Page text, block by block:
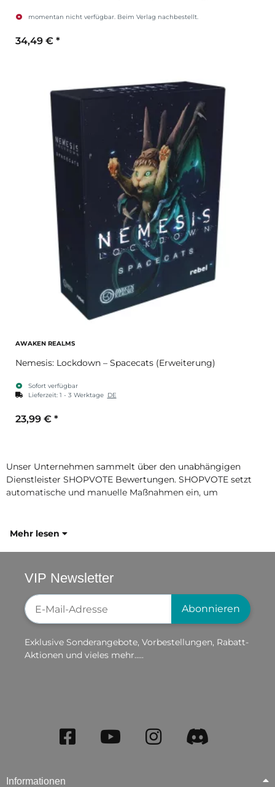
momentan nicht verfügbar. Beim Verlag nachbestellt.
34,49 € *
AWAKEN REALMS
Nemesis: Lockdown – Spacecats (Erweiterung)
Sofort verfügbar
Lieferzeit: 1 - 3 Werktage DE
23,99 € *
Unser Unternehmen sammelt über den unabhängigen
Dienstleister SHOPVOTE Bewertungen. SHOPVOTE setzt
automatische und manuelle Maßnahmen ein, um
Mehr lesen
VIP Newsletter
Newsletter-Registrierung
Abonnieren
Exklusive Sonderangebote, Vorbestellungen, Rabatt-
Aktionen und vieles mehr.....
Informationen